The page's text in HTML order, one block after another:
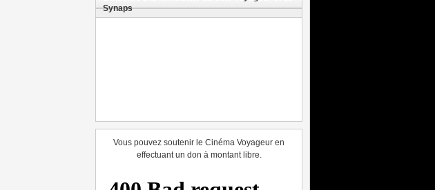
Synaps
Vous pouvez soutenir le Cinéma Voyageur en
effectuant un don à montant libre.